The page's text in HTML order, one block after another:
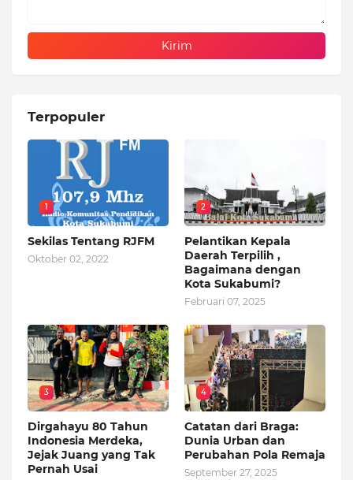
Terpopuler
1
Sekilas Tentang RJFM
Oktober 02, 2022
2
Pelantikan Kepala
Daerah Terpilih ,
Bagaimana dengan
Kota Sukabumi?
Februari 07, 2025
3
Dirgahayu 80 Tahun
Indonesia Merdeka,
Jejak Juang yang Tak
Pernah Usai
4
Catatan dari Braga:
Dunia Urban dan
Perubahan Pola Remaja
September 27, 2025